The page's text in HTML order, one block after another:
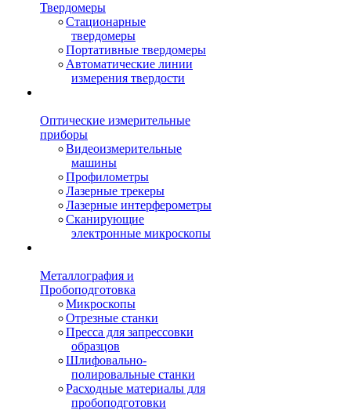
Твердомеры
Стационарные
твердомеры
Портативные твердомеры
Автоматические линии
измерения твердости
Оптические измерительные
приборы
Видеоизмерительные
машины
Профилометры
Лазерные трекеры
Лазерные интерферометры
Сканирующие
электронные микроскопы
Металлография и
Пробоподготовка
Микроскопы
Отрезные станки
Пресса для запрессовки
образцов
Шлифовально-
полировальные станки
Расходные материалы для
пробоподготовки